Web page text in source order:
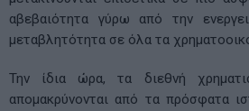
αβεβαιότητα γύρω από την
μεταβλητότητα σε όλα τα
Την ίδια ώρα, τα διεθνή
απομακρύνονται από τα πρόσφατα